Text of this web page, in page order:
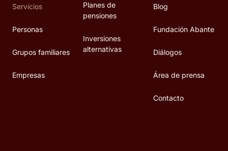
Servicios
Personas
Grupos familiares
Empresas
Planes de
pensiones
Inversiones
alternativas
Blog
Fundación Abante
Diálogos
Área de prensa
Contacto